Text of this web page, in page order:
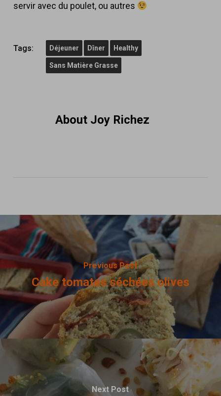
servir avec du poulet, ou autres
Tags: Déjeuner Dîner Healthy
Sans Matière Grasse
AboutJoy Richez
Previous Post
Cake tomates séchées olives
Next Post